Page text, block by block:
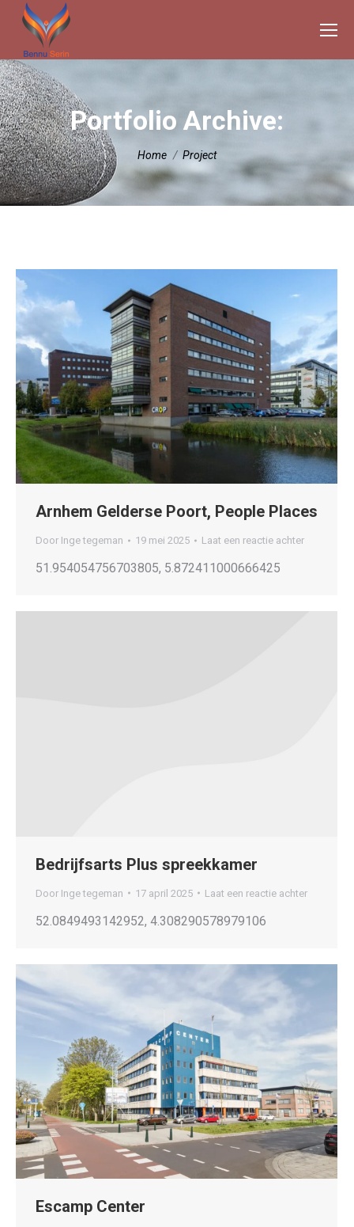
Portfolio Archive:
Je bent hier:
Home Project
Arnhem Gelderse Poort, People Places
Door Inge tegeman 19 mei 2025 Laat een reactie achter
51.954054756703805, 5.872411000666425
Bedrijfsarts Plus spreekkamer
Door Inge tegeman 17 april 2025 Laat een reactie achter
52.0849493142952, 4.308290578979106
Escamp Center